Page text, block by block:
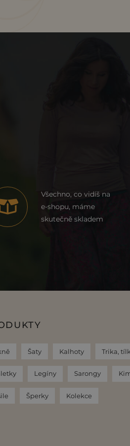
Všechno, co vidíš na
e-shopu, máme
skutečně skladem
Šaty Kalhoty Trika,
Legíny Sarongy
Šperky Kolekce